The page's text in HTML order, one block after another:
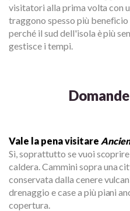
visitatori alla prima volta con
traggono spesso più
perché il sud dell'isola è più
gestisce i tempi.
Vale la pena visitare
Sì, soprattutto se vuoi scoprire
caldera. Cammini sopra una
conservata dalla cenere
drenaggio e case a più piani
copertura.